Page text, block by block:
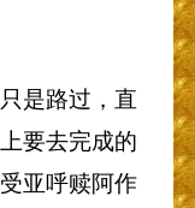
是路过，直
要去完成的
亚呼赎阿作